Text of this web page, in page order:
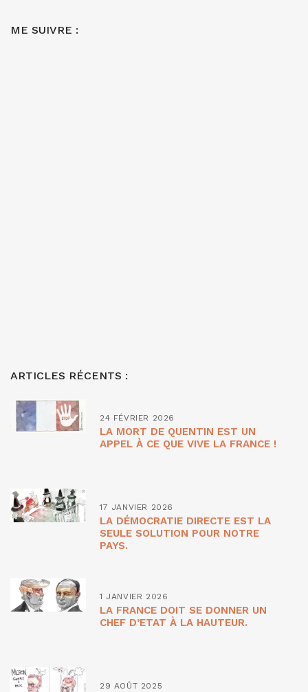
ME SUIVRE :
ARTICLES RÉCENTS :
24 FÉVRIER 2026
LA MORT DE QUENTIN EST UN
APPEL À CE QUE VIVE LA FRANCE !
17 JANVIER 2026
LA DÉMOCRATIE DIRECTE EST LA
SEULE SOLUTION POUR NOTRE
PAYS.
1 JANVIER 2026
LA FRANCE DOIT SE DONNER UN
CHEF D’ETAT À LA HAUTEUR.
29 AOÛT 2025